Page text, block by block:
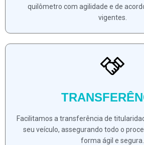
quilômetro com agilidade e de
vigentes.
Facilitamos a transferência de
seu veículo, assegurando todo o
forma ágil e segura.